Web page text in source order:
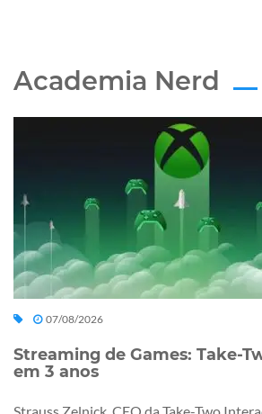
Academia Nerd
07/08/2026
Streaming de Games: Take-
em 3 anos